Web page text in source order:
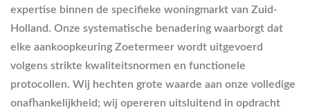
expertise binnen de specifieke woningmarkt van Zuid-
Holland. Onze systematische benadering waarborgt dat
elke aankoopkeuring Zoetermeer wordt uitgevoerd
volgens strikte kwaliteitsnormen en functionele
protocollen. Wij hechten grote waarde aan onze volledige
onafhankelijkheid; wij opereren uitsluitend in opdracht